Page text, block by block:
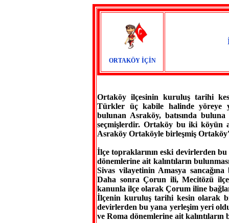
ORTAKÖY İÇİN
Ortaköy ilçesinin kuruluş tarihi
Türkler üç kabile halinde yöreye
bulunan Asraköy, batısında
seçmişlerdir. Ortaköy bu iki köyün
Asraköy Ortaköyle birleşmiş
İlçe topraklarının eski devirlerden
dönemlerine ait kalıntıların
Sivas vilayetinin Amasya
Daha sonra Çorun ili, Mecitözü
kanunla ilçe olarak Çorum iline
İlçenin kuruluş tarihi kesin olarak
devirlerden bu yana yerleşim yeri
ve Roma dönemlerine ait kalıntıların